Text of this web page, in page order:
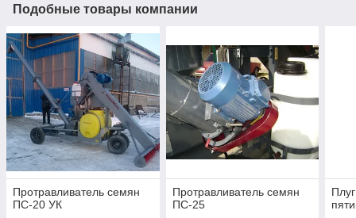
Подобные товары компании
Протравливатель семян
ПС-20 УК
Протравливатель семян
ПС-25